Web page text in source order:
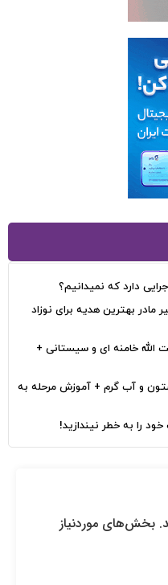
دارد که نمیدانیم؟
بهترین هدیه برای نوزاد
خامنه ای و سیستانی +
و آب گرم + آموزش مرحله به
به خطر نیندازید!
موردنیاز